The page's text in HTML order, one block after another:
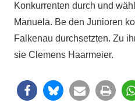
Konkur­renten durch und
Manuela. Be den Junioren
Falke­nau durch­set­zten. Zu
sie Clemens Haarmeier.